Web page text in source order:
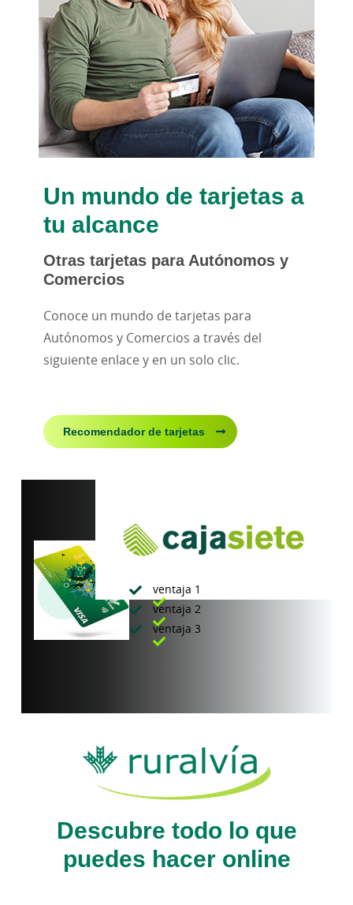
Un mundo de tarjetas a
tu alcance
Otras tarjetas para Autónomos y
Comercios
Conoce un mundo de tarjetas para
Autónomos y Comercios a través del
siguiente enlace y en un solo clic.
Recomendador de tarjetas
Ventajas
Ventajas
ventaja 1
ventaja 2
ventaja 3
Descubre todo lo que
puedes hacer online